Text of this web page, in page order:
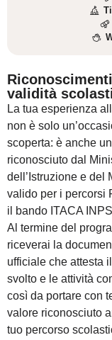
validità
La tua esperienza
non è solo
scoperta: è anche
riconosciuto dal
dell’Istruzione e del
valido per i percorsi
il bando ITACA
Al termine del
riceverai la
ufficiale che attesta
svolto e le attività
così da portare con
valore riconosciuto
tuo percorso